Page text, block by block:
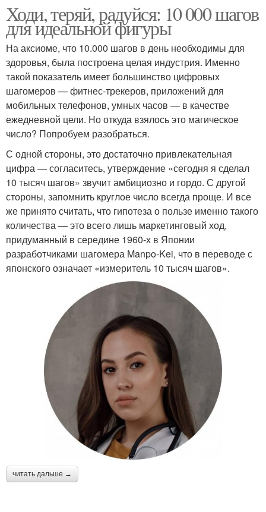
Ходи, теряй, радуйся: 10 000 шагов
для идеальной фигуры
На аксиоме, что 10.000 шагов в день необходимы для
здоровья, была построена целая индустрия. Именно
такой показатель имеет большинство цифровых
шагомеров — фитнес-трекеров, приложений для
мобильных телефонов, умных часов — в качестве
ежедневной цели. Но откуда взялось это магическое
число? Попробуем разобраться.
С одной стороны, это достаточно привлекательная
цифра — согласитесь, утверждение «сегодня я сделал
10 тысяч шагов» звучит амбициозно и гордо. С другой
стороны, запомнить круглое число всегда проще. И все
же принято считать, что гипотеза о пользе именно такого
количества — это всего лишь маркетинговый ход,
придуманный в середине 1960-х в Японии
разработчиками шагомера Manpo-Kei, что в переводе с
японского означает «измеритель 10 тысяч шагов».
читать дальше →